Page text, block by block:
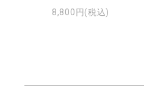
8,800円(税込)